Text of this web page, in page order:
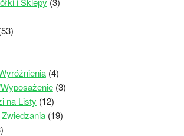
(4)
(3)
na Listy (12)
(19)